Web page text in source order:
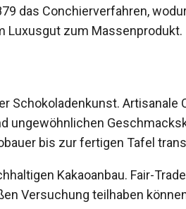
das Conchierverfahren,
Luxusgut zum Massenprodukt.
Schokoladenkunst.
ungewöhnlichen
bis zur fertigen Tafel
Kakaoanbau. Fair-
Versuchung teilhaben